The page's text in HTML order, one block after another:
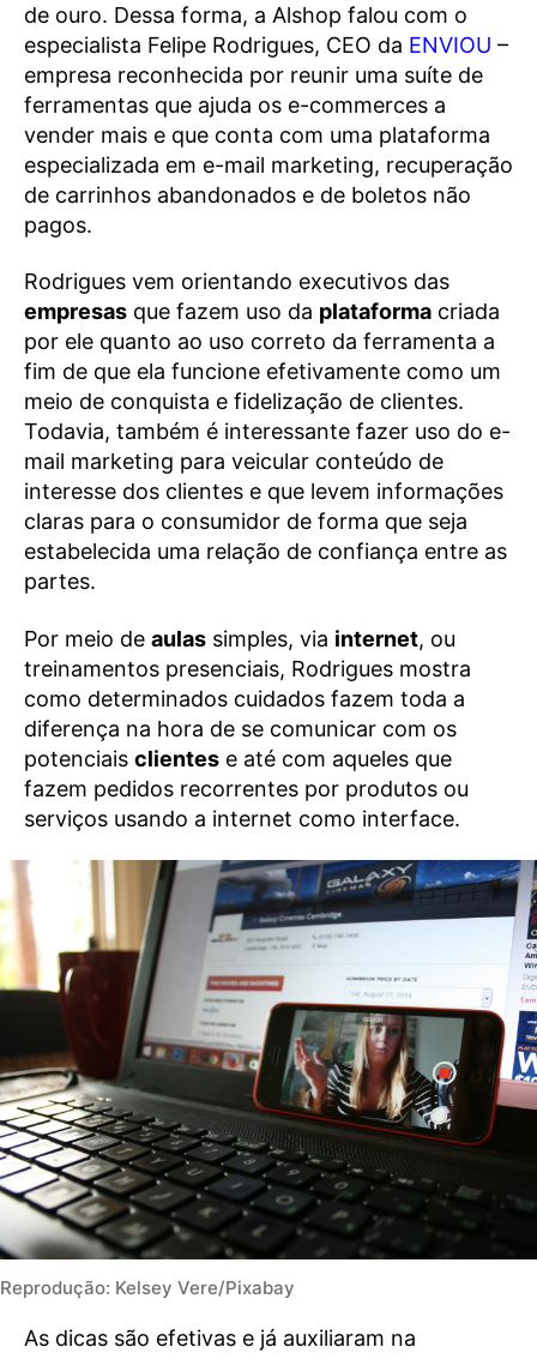
de ouro. Dessa forma, a Alshop falou com o
especialista Felipe Rodrigues, CEO da ENVIOU –
empresa reconhecida por reunir uma suíte de
ferramentas que ajuda os e-commerces a
vender mais e que conta com uma plataforma
especializada em e-mail marketing, recuperação
de carrinhos abandonados e de boletos não
pagos.
Rodrigues vem orientando executivos das
empresas que fazem uso da plataforma criada
por ele quanto ao uso correto da ferramenta a
fim de que ela funcione efetivamente como um
meio de conquista e fidelização de clientes.
Todavia, também é interessante fazer uso do e-
mail marketing para veicular conteúdo de
interesse dos clientes e que levem informações
claras para o consumidor de forma que seja
estabelecida uma relação de confiança entre as
partes.
Por meio de aulas simples, via internet, ou
treinamentos presenciais, Rodrigues mostra
como determinados cuidados fazem toda a
diferença na hora de se comunicar com os
potenciais clientes e até com aqueles que
fazem pedidos recorrentes por produtos ou
serviços usando a internet como interface.
Reprodução: Kelsey Vere/Pixabay
As dicas são efetivas e já auxiliaram na